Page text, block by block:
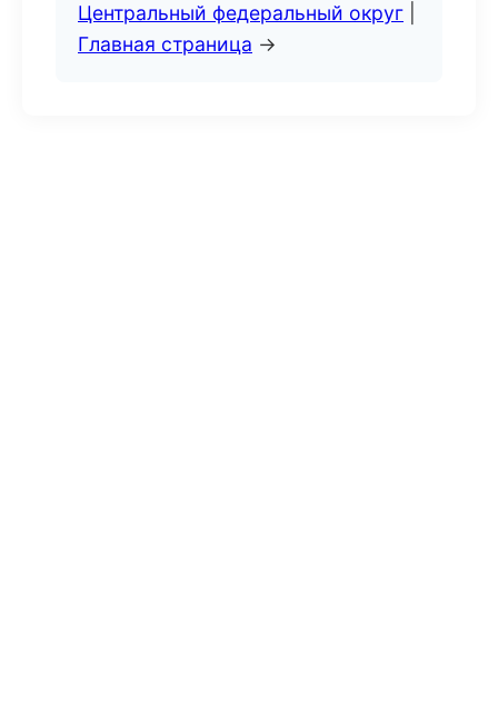
Центральный федеральный округ
Главная страница →